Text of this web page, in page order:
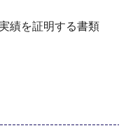
績を証明する書類